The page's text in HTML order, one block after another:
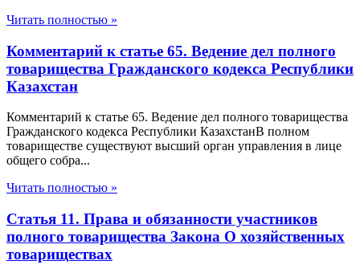
Читать полностью »
Комментарий к статье 65. Ведение дел полного
товарищества Гражданского кодекса Республики
Казахстан
Комментарий к статье 65. Ведение дел полного товарищества
Гражданского кодекса Республики КазахстанВ полном
товариществе существуют высший орган управления в лице
общего собра...
Читать полностью »
Статья 11. Права и обязанности участников
полного товарищества Закона О хозяйственных
товариществах